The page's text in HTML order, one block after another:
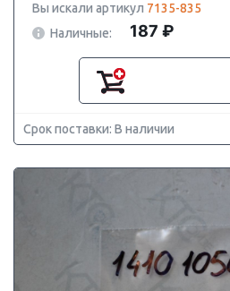
Вы искали артикул 7135-835
Наличные:
187 ₽
Срок поставки: В наличии